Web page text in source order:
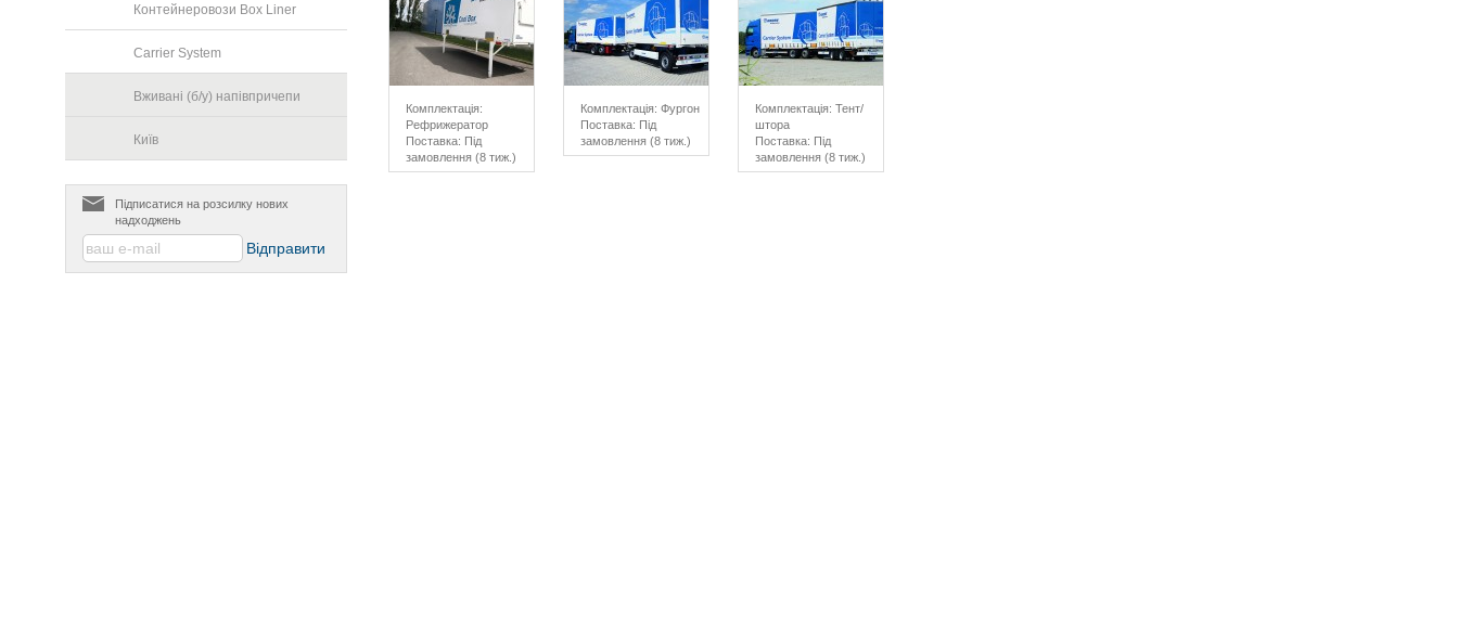
Контейнеровози Box Liner
Carrier System
Вживані (б/у) напівпричепи
Київ
Підписатися на розсилку нових
надходжень
Комплектація:
Рефрижератор
Поставка: Під
замовлення (8 тиж.)
Комплектація: Фургон
Поставка: Під
замовлення (8 тиж.)
Комплектація: Тент/
штора
Поставка: Під
замовлення (8 тиж.)